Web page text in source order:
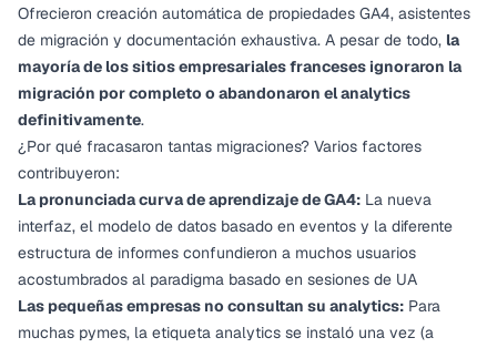
Ofrecieron creación automática de propiedades GA4, asistentes
de migración y documentación exhaustiva. A pesar de todo, la
mayoría de los sitios empresariales franceses ignoraron la
migración por completo o abandonaron el analytics
definitivamente.
¿Por qué fracasaron tantas migraciones? Varios factores
contribuyeron:
La pronunciada curva de aprendizaje de GA4: La nueva
interfaz, el modelo de datos basado en eventos y la diferente
estructura de informes confundieron a muchos usuarios
acostumbrados al paradigma basado en sesiones de UA
Las pequeñas empresas no consultan su analytics: Para
muchas pymes, la etiqueta analytics se instaló una vez (a